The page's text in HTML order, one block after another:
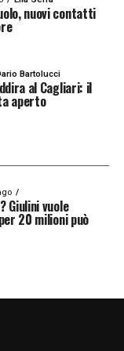
nuovi contatti
Bartolucci
al Cagliari: il
aperto
Giulini vuole
20 milioni può